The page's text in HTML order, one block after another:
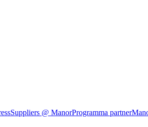
Suppliers @ ManorProgramma partner